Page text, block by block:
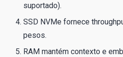
suportado).
SSD NVMe fornece
pesos.
RAM mantém contexto e